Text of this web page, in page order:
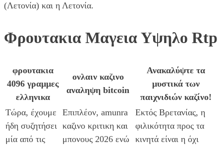
(Λετονία) και η Λετονία.
Φρουτακια Μαγεια Υψηλο Rtp
φρουτακια
4096 γραμμες
ελληνικα
ονλαιν καζινο
αναληψη bitcoin
Ανακαλύψτε τα
μυστικά των
παιχνιδιών καζίνο!
Τώρα, έχουμε
ήδη συζητήσει
μία από τις
Επιπλέον, amunra
καζινο κριτικη και
μπονους 2026 ενώ
Εκτός Βρετανίας, η
φιλικότητα προς τα
κινητά είναι η όχι